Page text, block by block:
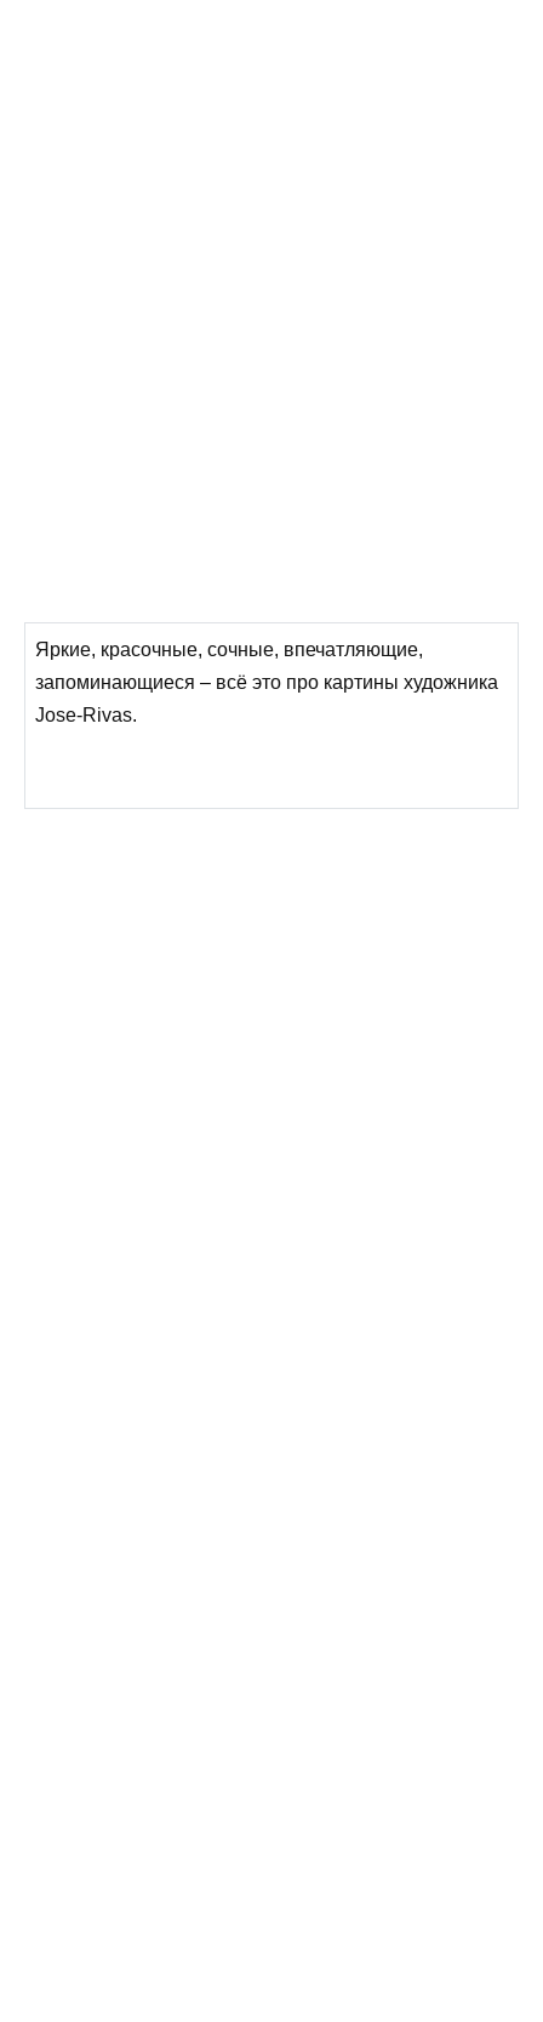
Яркие, красочные, сочные, впечатляющие,
запоминающиеся – всё это про картины художника
Jose-Rivas.